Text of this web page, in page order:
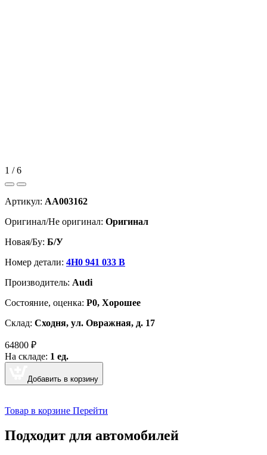
1 / 6
Артикул: AA003162
Оригинал/Не оригинал: Оригинал
Новая/Бу: Б/У
Номер детали: 4H0 941 033 B
Производитель: Audi
Cостояние, оценка: Р0, Хорошее
Склад: Сходня, ул. Овражная, д. 17
64800 ₽
На складе: 1 ед.
Добавить в корзину
Товар в корзине Перейти
Подходит для автомобилей